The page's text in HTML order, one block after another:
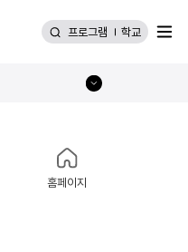
프로그램 학교
홈페이지